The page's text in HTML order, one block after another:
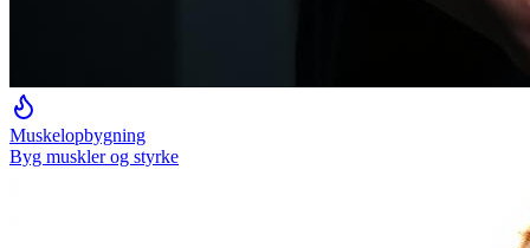
Muskelopbygning
Byg muskler og styrke